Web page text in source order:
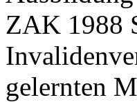
ZAK 1988
gelernten